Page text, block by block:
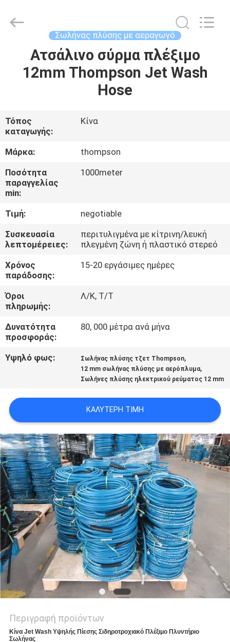
ΣΠΊΤΙ
ΠΕΡΊΠΟΥ
ΕΜΕΊΣ
ΓΎΡΟΣ
ΕΡΓΟΣΤΑΣΊΩΝ
ΠΟΙΟΤΙΚΌΣ
ΈΛΕΓΧΟΣ
ΜΑΣ
ΕΛΆΤΕ
ΣΕ
ΕΠΑΦΉ
ΜΕ
ΖΗΤΉΣΤΕ
ΈΝΑ
ΑΠΌΣΠΑΣΜΑ
SITEMAP
PRIVACY
POLICY
Plastic
Technology
Developed
Σωλήνας πλύσης με αεραγωγό
Ατσάλινο σύρμα πλέξιμο
12mm Thompson Jet Wash
Hose
Τόπος
καταγωγής:
Κίνα
Μάρκα:
thompson
Ποσότητα
παραγγελίας
min:
1000meter
Τιμή:
negotiable
Συσκευασία
λεπτομέρειες:
περιτυλιγμένα με κίτρινη/λευκή
πλεγμένη ζώνη ή πλαστικό στερεό
Χρόνος
παράδοσης:
15-20 εργάσιμες ημέρες
Όροι
πληρωμής:
Λ/Κ, Τ/Τ
Δυνατότητα
προσφοράς:
80, 000 μέτρα ανά μήνα
Υψηλό φως: Σωλήνας πλύσης τζετ Thompson,
12 mm σωλήνας πλύσης με αερόπλυμα,
Σωλήνες πλύσης ηλεκτρικού ρεύματος 12 mm
ΚΑΛΎΤΕΡΗ ΤΙΜΉ
Περιγραφή προϊόντων
Κίνα Jet Wash Υψηλής Πίεσης Σιδηροτροχιακό Πλέξιμο Πλυντήριο
Σωλήνας